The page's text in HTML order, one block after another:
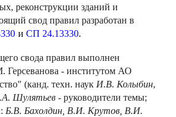
реконструкции зданий и
свод правил разработан в
и СП 24.13330.
свода правил выполнен
- институтом АО
(канд. техн. наук И.В. Колыбин,
Шулятьев - руководители темы;
Б.В. Бахолдин, В.И. Крутов, В.И.